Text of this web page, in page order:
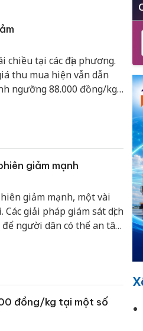
chiều tại các địa phương.
thu mua hiện vẫn dẫn
ngưỡng 88.000 đồng/kg.
giảm mạnh
giảm mạnh, một vài
giải pháp giám sát dịch
người dân có thể an tâm
đồng/kg tại một số